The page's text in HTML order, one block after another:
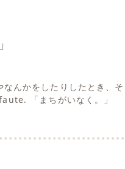
んかをしたりしたとき、そ
「まちがいなく。」